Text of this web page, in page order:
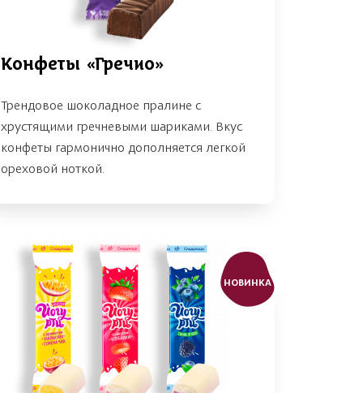
Конфеты «Гречио»
Трендовое шоколадное пралине с
хрустящими гречневыми шариками. Вкус
конфеты гармонично дополняется легкой
ореховой ноткой.
НОВИНКА